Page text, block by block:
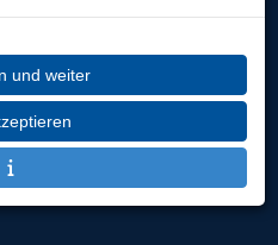
und weiter